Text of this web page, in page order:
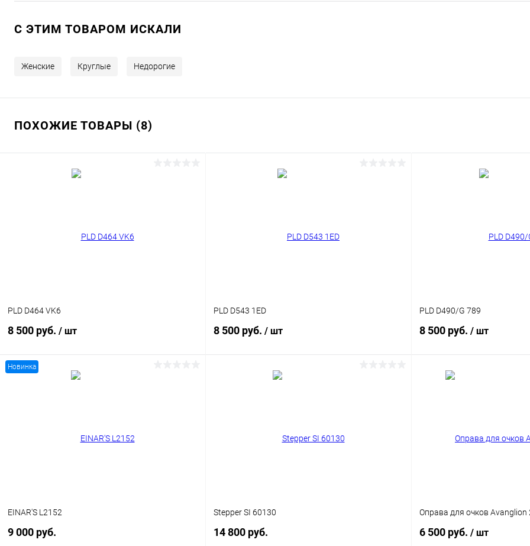
C ЭТИМ ТОВАРОМ ИСКАЛИ
Женские Круглые Недорогие
ПОХОЖИЕ ТОВАРЫ (8)
PLD D464 VK6
8 500 руб. / шт
PLD D543 1ED
8 500 руб. / шт
PLD D490/G 789
8 500 руб. / шт
Новинка
EINAR'S L2152
9 000 руб.
Stepper SI 60130
14 800 руб.
Оправа для очков Avanglion
6 500 руб. / шт